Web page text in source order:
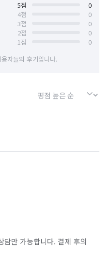
5점
0
4점
0
3점
0
2점
0
1점
0
자들의 후기입니다.
담만 가능합니다. 결제 후의